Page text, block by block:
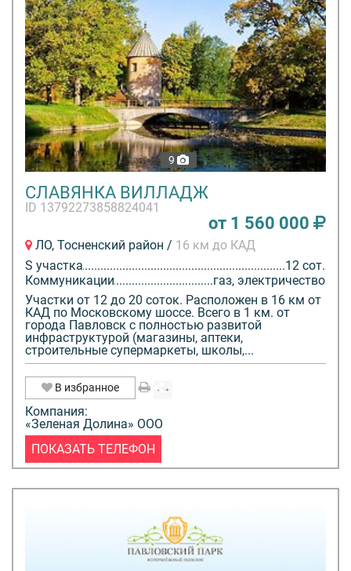
9
СЛАВЯНКА ВИЛЛАДЖ
ID 13792273858824041
от 1 560 000
ЛО, Тосненский район / 16 км до КАД
S участка
12 сот.
Коммуникации
газ, электричество
Участки от 12 до 20 соток. Расположен в 16 км от
КАД по Московскому шоссе. Всего в 1 км. от
города Павловск с полностью развитой
инфраструктурой (магазины, аптеки,
строительные супермаркеты, школы,...
В избранное
Компания:
«Зеленая Долина» ООО
ПОКАЗАТЬ ТЕЛЕФОН